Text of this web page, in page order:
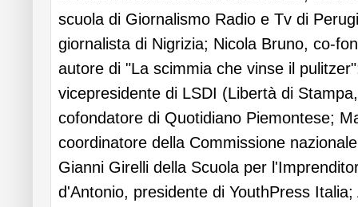
scuola di Giornalismo Radio e Tv di
giornalista di Nigrizia; Nicola Bruno, co-
autore di "La scimmia che vinse il
vicepresidente di LSDI (Libertà di
cofondatore di Quotidiano Piemontese;
coordinatore della Commissione
Gianni Girelli della Scuola per
d'Antonio, presidente di YouthPress